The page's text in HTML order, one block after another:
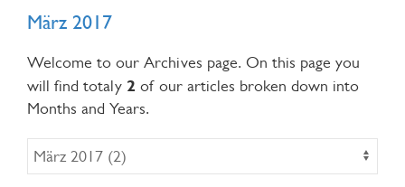
März 2017
Welcome to our Archives page. On this page you
will find totaly 2 of our articles broken down into
Months and Years.